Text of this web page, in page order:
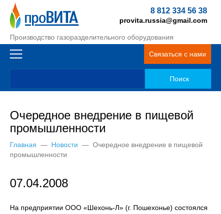
Производство газоразделительного оборудования
8 812 334 56 38
provita.russia@gmail.com
Связаться с нами
Очередное внедрение в пищевой
промышленности
Главная — Новости — Очередное внедрение в пищевой
промышленности
07.04.2008
На предприятии ООО «Шехонь-Л» (г. Пошехонье) состоялся